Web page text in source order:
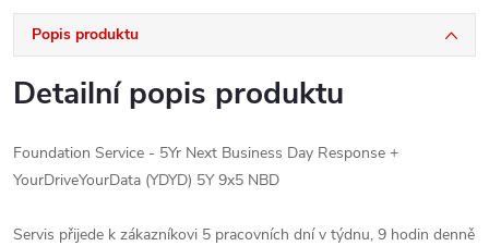
Popis produktu
Detailní popis produktu
Foundation Service - 5Yr Next Business Day Response +
YourDriveYourData (YDYD) 5Y 9x5 NBD
Servis přijede k zákazníkovi 5 pracovních dní v týdnu, 9 hodin denně